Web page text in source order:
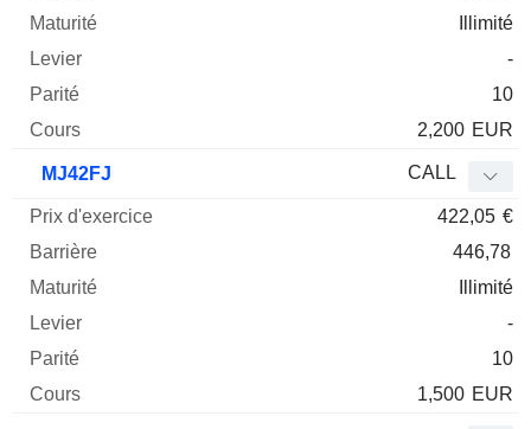
Illimité
-
10
2,200 EUR
MJ42FJ CALL
422,05 €
446,78
Illimité
-
10
1,500 EUR